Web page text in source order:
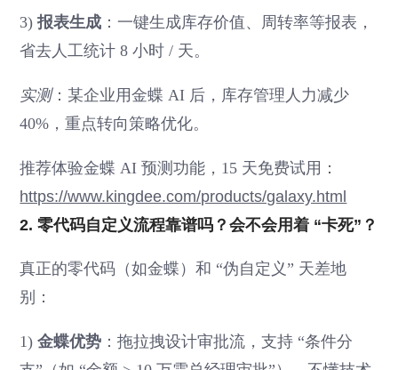
3)报表生成 ：一键生成库存价值、周转率等报表，
省去人工统计 8 小时 / 天。
实测：某企业用金蝶 AI 后，库存管理人力减少
40%，重点转向策略优化。
推荐体验金蝶 AI 预测功能，15 天免费试用：
https://www.kingdee.com/products/galaxy.html
2. 零代码自定义流程靠谱吗？会不会用着 “卡死”？
真正的零代码（如金蝶）和 “伪自定义” 天差地
别：
1)金蝶优势 ：拖拉拽设计审批流，支持 “条件分